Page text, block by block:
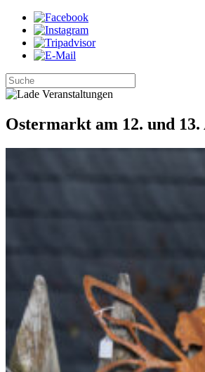
Ostermarkt am 12. und